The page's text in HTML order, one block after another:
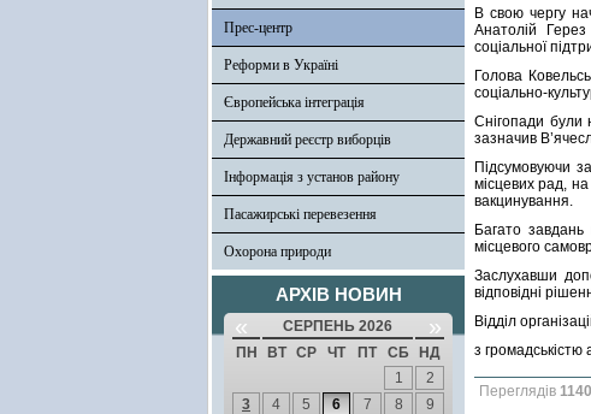
Прес-центр
Реформи в Україні
Європейська інтеграція
Державний реєстр виборців
Інформація з установ району
Пасажирські перевезення
Охорона природи
АРХІВ НОВИН
« СЕРПЕНЬ 2026 »
ПН ВТ СР ЧТ ПТ СБ
НД
1
2
3
4 5 6 7 8
9
В свою чергу
Анатолій Герез
соціальної
Голова
соціально-
Снігопади були
зазначив
Підсумовуючи
місцевих рад,
вакцинування.
Багато
місцевого
Заслухавши
відповідні
Відділ
з громадськістю
Переглядів 1140